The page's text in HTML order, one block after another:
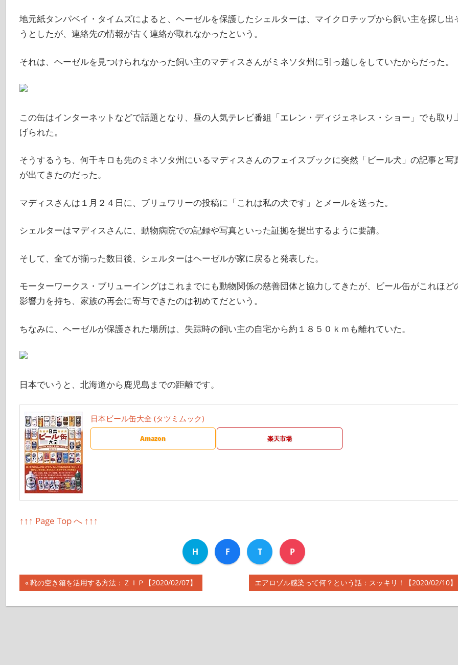
地元紙タンパベイ・タイムズによると、ヘーゼルを保護したシェルターは、マイクロチップから飼い主を探し出
うとしたが、連絡先の情報が古く連絡が取れなかったという。
それは、ヘーゼルを見つけられなかった飼い主のマディスさんがミネソタ州に引っ越しをしていたからだった。
この缶はインターネットなどで話題となり、昼の人気テレビ番組「エレン・ディジェネレス・ショー」でも取り
げられた。
そうするうち、何千キロも先のミネソタ州にいるマディスさんのフェイスブックに突然「ビール犬」の記事と写
が出てきたのだった。
マディスさんは１月２４日に、ブリュワリーの投稿に「これは私の犬です」とメールを送った。
シェルターはマディスさんに、動物病院での記録や写真といった証拠を提出するように要請。
そして、全てが揃った数日後、シェルターはヘーゼルが家に戻ると発表した。
モーターワークス・ブリューイングはこれまでにも動物関係の慈善団体と協力してきたが、ビール缶がこれほど
影響力を持ち、家族の再会に寄与できたのは初めてだという。
ちなみに、ヘーゼルが保護された場所は、失踪時の飼い主の自宅から約１８５０ｋｍも離れていた。
日本でいうと、北海道から鹿児島までの距離です。
日本ビール缶大全 (タツミムック)
Amazon 楽天市場
↑↑↑ Page Top へ ↑↑↑
H F T P
投
前
記
靴の空き箱を活用する方法：ＺＩＰ【2020/02/07】
次
記
エアロゾル感染って何？という話：スッキリ！【2020/02/10】